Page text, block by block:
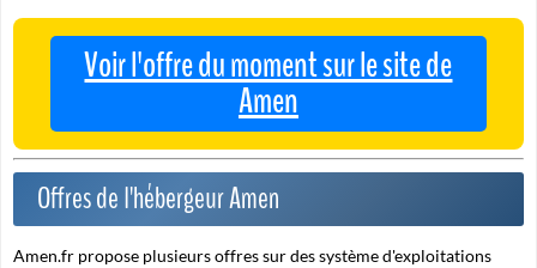
Voir l'offre du moment sur le site de
Amen
Offres de l'hébergeur Amen
Amen.fr propose plusieurs offres sur des système d'exploitations